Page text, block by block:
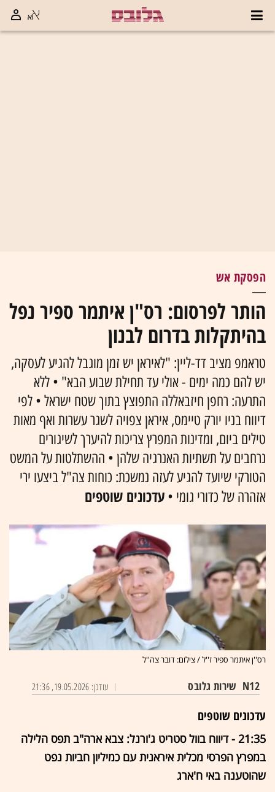
הפסקת אש
הותר לפרסום: רס"ן איתמר ספיר נפל
בהיתקלות בדרום לבנון
טראמפ מציב דד-ליין: "לאיראן יש זמן מוגבל להגיע לעסקה,
יש להם כמה ימים - אולי עד תחילת שבוע הבא" • ללא
התרעה: רחפן חיזבאללה התפוצץ בתוך שטח ישראל • לפי
דיווח בניו יורק טיימס, איראן צפויה לשגר עשרות ואף מאות
טילים ביום, ומדינות המפרץ צריכות להיערך לשיגורים
נרחבים על תשתיות האנרגיה שלהן • ההשתלטות על המשט
הטורקי שיועד להגיע לעזה נמשכת: כוחות צה"ל ביצעו ירי
אזהרה של כדורי גומי • עדכונים שוטפים
רס''ן איתמר ספיר ז''ל / צילום: דובר צה''ל
N12 שירות גלובס עודכן: 19.05.2026, 21:36
עדכונים שוטפים
21:35 - דיווח בוול סטריט ג'ורנל: צבא ארה"ב תפס הלילה
במפרץ הפרסי מכלית איראנית עם כמיליון חביות נפט
שהוטענה באי ח'ארג